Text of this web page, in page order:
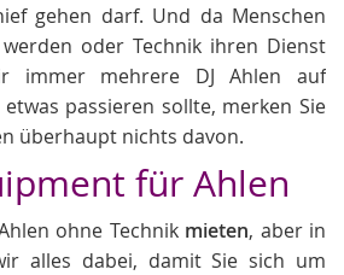
gehen darf. Und da Menschen
oder Technik ihren Dienst
immer mehrere DJ Ahlen auf
passieren sollte, merken Sie
überhaupt nichts davon.
für Ahlen
ohne Technik mieten, aber in
alles dabei, damit Sie sich um